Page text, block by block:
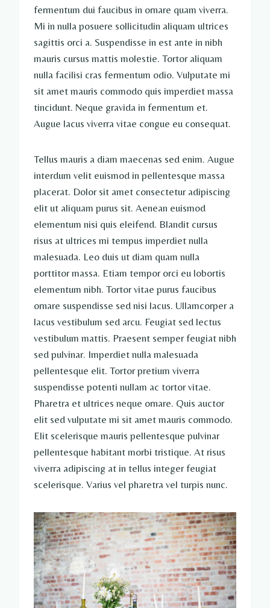
fermentum dui faucibus in ornare quam viverra.
Mi in nulla posuere sollicitudin aliquam ultrices
sagittis orci a. Suspendisse in est ante in nibh
mauris cursus mattis molestie. Tortor aliquam
nulla facilisi cras fermentum odio. Vulputate mi
sit amet mauris commodo quis imperdiet massa
tincidunt. Neque gravida in fermentum et.
Augue lacus viverra vitae congue eu consequat.
Tellus mauris a diam maecenas sed enim. Augue
interdum velit euismod in pellentesque massa
placerat. Dolor sit amet consectetur adipiscing
elit ut aliquam purus sit. Aenean euismod
elementum nisi quis eleifend. Blandit cursus
risus at ultrices mi tempus imperdiet nulla
malesuada. Leo duis ut diam quam nulla
porttitor massa. Etiam tempor orci eu lobortis
elementum nibh. Tortor vitae purus faucibus
ornare suspendisse sed nisi lacus. Ullamcorper a
lacus vestibulum sed arcu. Feugiat sed lectus
vestibulum mattis. Praesent semper feugiat nibh
sed pulvinar. Imperdiet nulla malesuada
pellentesque elit. Tortor pretium viverra
suspendisse potenti nullam ac tortor vitae.
Pharetra et ultrices neque ornare. Quis auctor
elit sed vulputate mi sit amet mauris commodo.
Elit scelerisque mauris pellentesque pulvinar
pellentesque habitant morbi tristique. At risus
viverra adipiscing at in tellus integer feugiat
scelerisque. Varius vel pharetra vel turpis nunc.